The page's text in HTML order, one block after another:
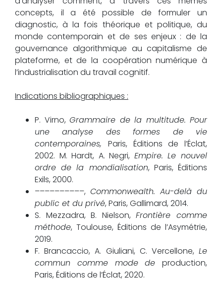
concepts, il a été possible de formuler un
diagnostic, à la fois théorique et politique, du
monde contemporain et de ses enjeux : de la
gouvernance algorithmique au capitalisme de
plateforme, et de la coopération numérique à
l’industrialisation du travail cognitif.
Indications bibliographiques :
P. Virno, Grammaire de la multitude. Pour
une analyse des formes de vie
contemporaines, Paris, Éditions de l’Éclat,
2002. M. Hardt, A. Negri, Empire. Le nouvel
ordre de la mondialisation, Paris, Éditions
Exils, 2000.
––––––––––, Commonwealth. Au-delà du
public et du privé, Paris, Gallimard, 2014.
S. Mezzadra, B. Nielson,Frontière comme
méthode, Toulouse, Éditions de l’Asymétrie,
2019.
F. Brancaccio, A. Giuliani, C. Vercellone, Le
commun comme mode de production,
Paris, Éditions de l’Éclat, 2020.